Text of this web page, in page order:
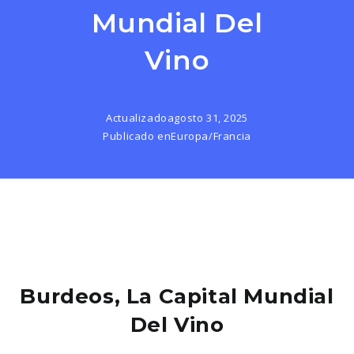
Mundial Del
Vino
Actualizadoagosto 31, 2025
Publicado enEuropa/Francia
Burdeos, La Capital Mundial
Del Vino